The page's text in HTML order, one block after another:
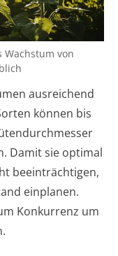
von
ausreichend
können bis
Damit sie optimal
beeinträchtigen,
einplanen.
Konkurrenz um